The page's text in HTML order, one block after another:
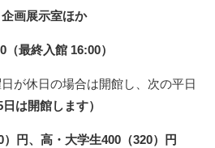
企画展示室ほか
（最終入館 16:00）
日が休日の場合は開館し、次の平日
は開館します）
）円、高・大学生400（320）円